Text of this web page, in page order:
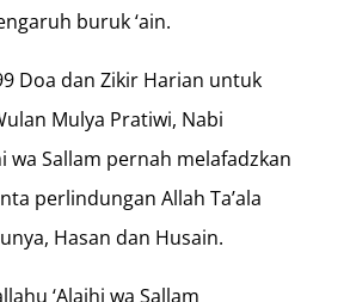
buruk ‘ain.
Doa dan Zikir Harian untuk
Mulya Pratiwi, Nabi
wa Sallam pernah melafadzkan
perlindungan Allah Ta’ala
Hasan dan Husain.
‘Alaihi wa Sallam